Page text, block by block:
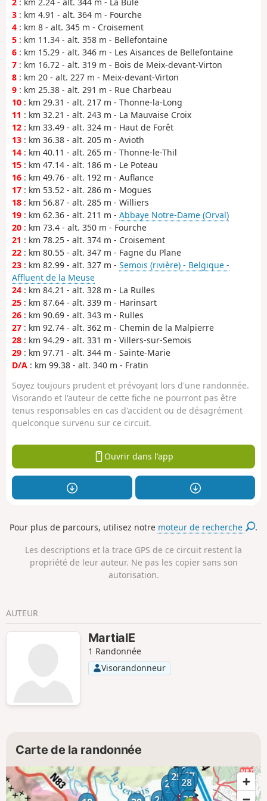
2 : km 2.24 - alt. 344 m - La Bûle
3 : km 4.91 - alt. 364 m - Fourche
4 : km 8 - alt. 345 m - Croisement
5 : km 11.34 - alt. 358 m - Bellefontaine
6 : km 15.29 - alt. 346 m - Les Aisances de Bellefontaine
7 : km 16.72 - alt. 319 m - Bois de Meix-devant-Virton
8 : km 20 - alt. 227 m - Meix-devant-Virton
9 : km 25.38 - alt. 291 m - Rue Charbeau
10 : km 29.31 - alt. 217 m - Thonne-la-Long
11 : km 32.21 - alt. 243 m - La Mauvaise Croix
12 : km 33.49 - alt. 324 m - Haut de Forêt
13 : km 36.38 - alt. 205 m - Avioth
14 : km 40.11 - alt. 265 m - Thonne-le-Thil
15 : km 47.14 - alt. 186 m - Le Poteau
16 : km 49.76 - alt. 192 m - Auflance
17 : km 53.52 - alt. 286 m - Mogues
18 : km 56.87 - alt. 285 m - Williers
19 : km 62.36 - alt. 211 m - Abbaye Notre-Dame (Orval)
20 : km 73.4 - alt. 350 m - Fourche
21 : km 78.25 - alt. 374 m - Croisement
22 : km 80.55 - alt. 347 m - Fagne du Plane
23 : km 82.99 - alt. 327 m - Semois (rivière) - Belgique -
Affluent de la Meuse
24 : km 84.21 - alt. 328 m - La Rulles
25 : km 87.64 - alt. 339 m - Harinsart
26 : km 90.69 - alt. 343 m - Rulles
27 : km 92.74 - alt. 362 m - Chemin de la Malpierre
28 : km 94.29 - alt. 331 m - Villers-sur-Semois
29 : km 97.71 - alt. 344 m - Sainte-Marie
D/A : km 99.38 - alt. 340 m - Fratin
Soyez toujours prudent et prévoyant lors d'une randonnée.
Visorando et l'auteur de cette fiche ne pourront pas être
tenus responsables en cas d'accident ou de désagrément
quelconque survenu sur ce circuit.
Ouvrir dans l'app
Pour plus de parcours, utilisez notre moteur de recherche .
Les descriptions et la trace GPS de ce circuit restent la
propriété de leur auteur. Ne pas les copier sans son
autorisation.
AUTEUR
MartialE
1 Randonnée
Visorandonneur
Carte de la randonnée
22
23
24
2526
27
28